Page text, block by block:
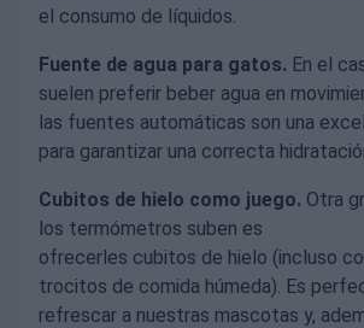
el consumo de líquidos.
Fuente de agua para gatos. En el
suelen preferir beber agua en
las fuentes automáticas son una
para garantizar una correcta
Cubitos de hielo como juego. Otra
los termómetros suben es
ofrecerles cubitos de hielo (incluso
trocitos de comida húmeda). Es
refrescar a nuestras mascotas y,